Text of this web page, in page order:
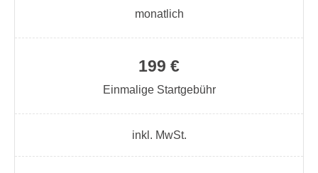
199 €
Einmalige Startgebühr
monatlich
inkl. MwSt.